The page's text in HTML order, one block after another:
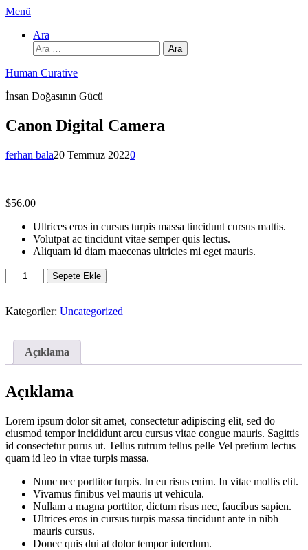
İçeriğe
Menü
Ara
Arama:
Human Curative
İnsan Doğasının Gücü
Canon Digital Camera
ferhan bala20 Temmuz 20220
$56.00
Ultrices eros in cursus turpis massa tincidunt cursus mattis.
Volutpat ac tincidunt vitae semper quis lectus.
Aliquam id diam maecenas ultricies mi eget mauris.
Canon
Digital
adet
Sepete Ekle
Kategoriler: Uncategorized
Açıklama
Açıklama
Lorem ipsum dolor sit amet, consectetur adipiscing elit, sed do
eiusmod tempor incididunt arcu cursus vitae congue mauris. Sagittis
id consectetur purus ut. Tellus rutrum tellus pelle Vel pretium lectus
quam id leo in vitae turpis massa.
Nunc nec porttitor turpis. In eu risus enim. In vitae mollis elit.
Vivamus finibus vel mauris ut vehicula.
Nullam a magna porttitor, dictum risus nec, faucibus sapien.
Ultrices eros in cursus turpis massa tincidunt ante in nibh
mauris cursus.
Donec quis dui at dolor tempor interdum.